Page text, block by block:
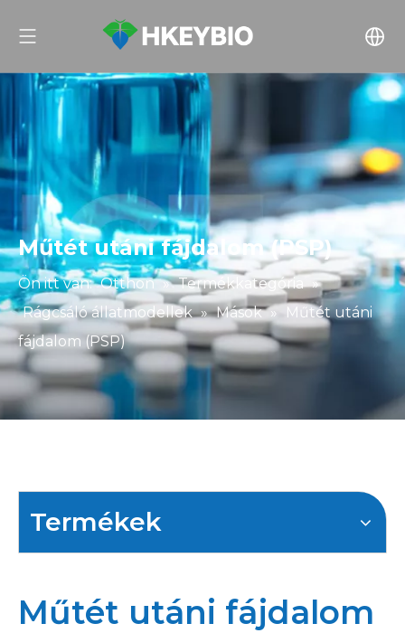
Műtét utáni fájdalom (PSP)
Ön itt van: Otthon » Termékkategória »
Rágcsáló állatmodellek » Mások »
Műtét utáni
fájdalom (PSP)
Termékek
Műtét utáni fájdalom